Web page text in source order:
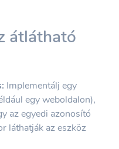
átlátható
Implementálj egy
egy weboldalon),
az egyedi azonosító
láthatják az eszköz